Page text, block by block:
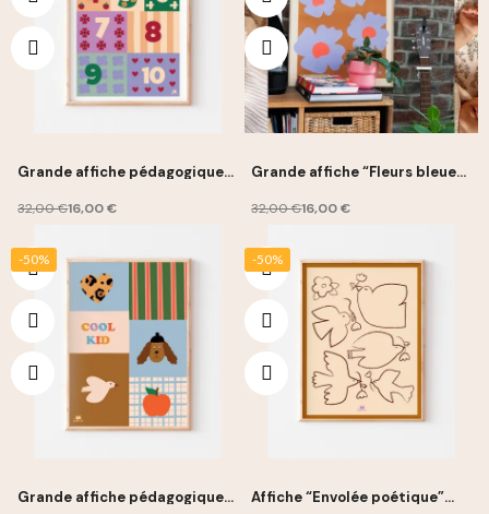
Grande affiche pédagogique
Petite Vie
32,00 €16,00 €
Grande affiche “Fleurs bleues”
32,00 €16,00 €
-50%
Grande affiche pédagogique
-50%
Affiche “Envolée poétique”